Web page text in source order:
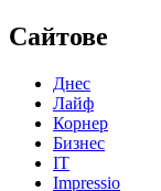
Сайтове
Днес
Лайф
Корнер
Бизнес
IT
Impressio